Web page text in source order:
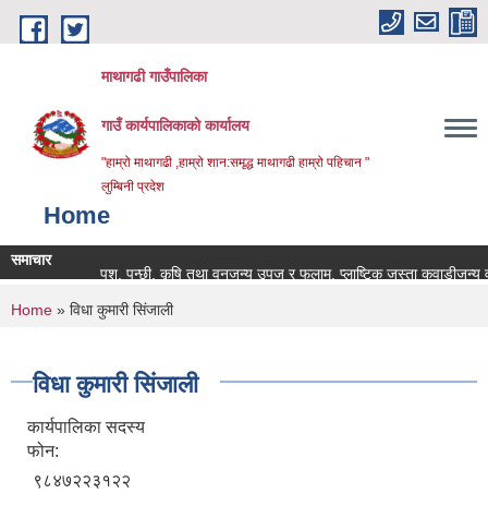
Skip to main content
माथागढी गाउँपालिका
गाउँ कार्यपालिकाको कार्यालय
"हाम्रो माथागढी ,हाम्रो शान:समृद्ध माथागढी हाम्रो पहिचान "
लुम्बिनी प्रदेश
Home
समाचार
पशु, पन्छी, कृषि तथा वनजन्य उपज र फलाम, प्लाष्टिक जस्ता कवाडीजन्य
You are here
Home » विधा कुमारी सिंजाली
विधा कुमारी सिंजाली
कार्यपालिका सदस्य
फोन:
९८४७२२३१२२